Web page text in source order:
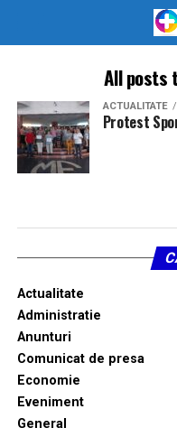
All posts
ACTUALITATE
Protest
Actualitate
Administratie
Anunturi
Comunicat de presa
Economie
Eveniment
General